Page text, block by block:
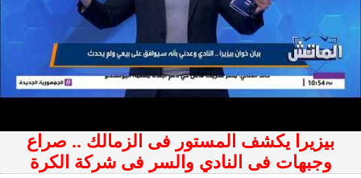
بيزيرا يكشف المستور فى الزمالك .. صراع
وجبهات فى النادي والسر فى شركة الكرة